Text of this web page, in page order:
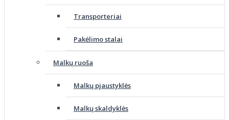
Transporteriai
Pakėlimo stalai
Malkų ruoša
Malkų pjaustyklės
Malkų skaldyklės